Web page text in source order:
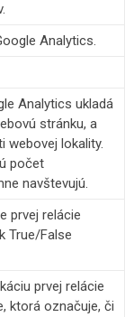
Analytics.
Analytics ukladá
stránku, a
webovej lokality.
počet
navštevujú.
prvej relácie
True/False
prvej relácie
ktorá označuje, či